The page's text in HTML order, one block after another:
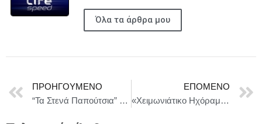
Όλα τα άρθρα μου
ΠΡΟΗΓΟΎΜΕΝΟ
“Τα Στενά Παπούτσια” της Ζωρζ Σαρή, σε σκηνοθεσία Αθανασίας Καλογιάννη,στο Νέο Ακάδημο
ΕΠΌΜΕΝΟ
«Χειμωνιάτικο Ηχόραμα» στον Πολυχώρο Πολιτισμού Διέλευσις